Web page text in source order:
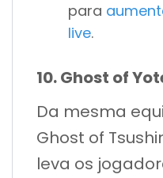
para
live.
10. Ghost of
Da mesma
Ghost of
leva os